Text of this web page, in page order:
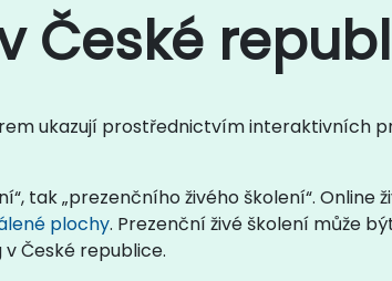
České
ukazují prostřednictvím interaktivních
tak „prezenčního živého školení“. Online
plochy. Prezenční živé školení může
České republice.